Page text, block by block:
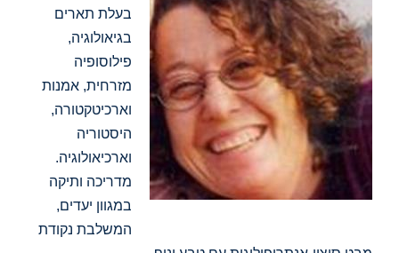
בעלת תארים
בגיאולוגיה,
פילוסופיה
מזרחית, אמנות
וארכיטקטורה,
היסטוריה
וארכיאולוגיה.
מדריכה ותיקה
במגוון יעדים,
המשלבת נקודת